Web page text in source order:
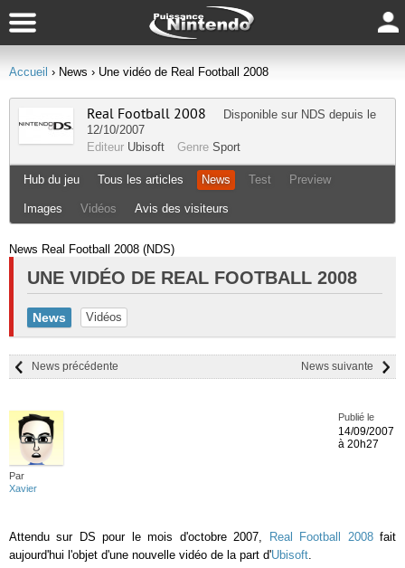
Accueil › News › Une vidéo de Real Football 2008
Real Football 2008 Disponible sur NDS depuis le
12/10/2007
Editeur Ubisoft Genre Sport
Hub du jeu Tous les articles News Test Preview
Images Vidéos Avis des visiteurs
News Real Football 2008 (NDS)
UNE VIDÉO DE REAL FOOTBALL 2008
News Vidéos
News suivante
News précédente
Par
Xavier
Publié le
14/09/2007
à 20h27
Attendu sur DS pour le mois d'octobre 2007, Real Football 2008fait
aujourd'hui l'objet d'une nouvelle vidéo de la part d'Ubisoft.